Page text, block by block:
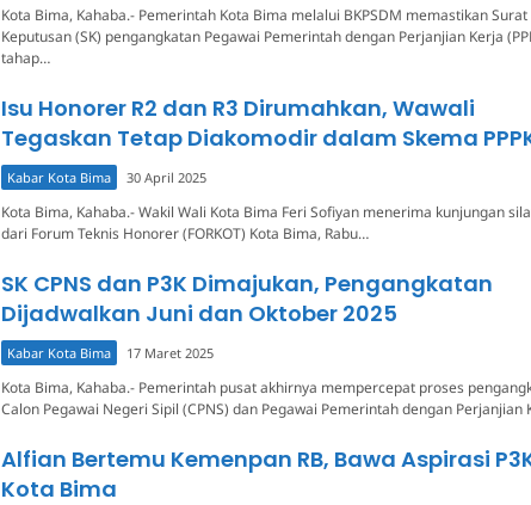
Kota Bima, Kahaba.- Pemerintah Kota Bima melalui BKPSDM memastikan Surat
Keputusan (SK) pengangkatan Pegawai Pemerintah dengan Perjanjian Kerja
tahap…
Isu Honorer R2 dan R3 Dirumahkan, Wawali
Tegaskan Tetap Diakomodir dalam Skema
Kabar Kota Bima 30 April 2025
Kota Bima, Kahaba.- Wakil Wali Kota Bima Feri Sofiyan menerima kunjungan
dari Forum Teknis Honorer (FORKOT) Kota Bima, Rabu…
SK CPNS dan P3K Dimajukan, Pengangkatan
Dijadwalkan Juni dan Oktober 2025
Kabar Kota Bima 17 Maret 2025
Kota Bima, Kahaba.- Pemerintah pusat akhirnya mempercepat proses
Calon Pegawai Negeri Sipil (CPNS) dan Pegawai Pemerintah dengan Perjanjian
Alfian Bertemu Kemenpan RB, Bawa Aspirasi
Kota Bima